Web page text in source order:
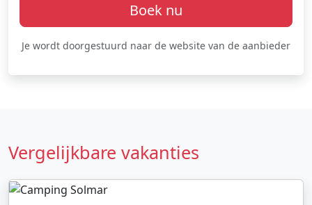
Boek nu
Je wordt doorgestuurd naar de website van de aanbieder
Vergelijkbare vakanties